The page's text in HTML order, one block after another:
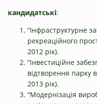
кандидатські:
“Інфраструктурне
рекреаційного
2012 рік).
“Інвестиційне
відтворення парку
2013 рік).
“Модернізація